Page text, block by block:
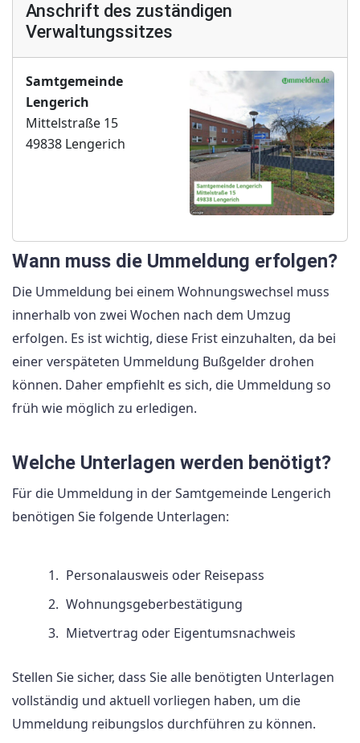
Anschrift des zuständigen
Verwaltungssitzes
Samtgemeinde
Lengerich
Mittelstraße 15
49838 Lengerich
Wann muss die Ummeldung erfolgen?
Die Ummeldung bei einem Wohnungswechsel muss
innerhalb von zwei Wochen nach dem Umzug
erfolgen. Es ist wichtig, diese Frist einzuhalten, da bei
einer verspäteten Ummeldung Bußgelder drohen
können. Daher empfiehlt es sich, die Ummeldung so
früh wie möglich zu erledigen.
Welche Unterlagen werden benötigt?
Für die Ummeldung in der Samtgemeinde Lengerich
benötigen Sie folgende Unterlagen:
Personalausweis oder Reisepass
Wohnungsgeberbestätigung
Mietvertrag oder Eigentumsnachweis
Stellen Sie sicher, dass Sie alle benötigten Unterlagen
vollständig und aktuell vorliegen haben, um die
Ummeldung reibungslos durchführen zu können.